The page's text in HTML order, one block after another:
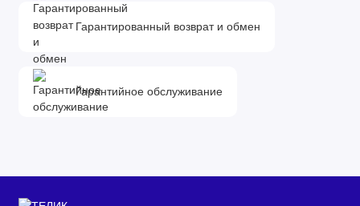
Светодиодное освещение
1 ящик для овощей и фруктов
Подставка для яиц
Морозильное отделение:
Гарантированный возврат и обмен
Гарантийное обслуживание